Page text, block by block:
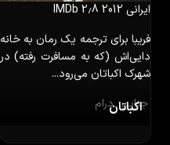
اکباتان
ایرانی 2012 IMDb 2٫8
فریبا برای ترجمه یک رمان به خانه
دایی‌اش (که به مسافرت رفته) در
شهرک اکباتان می‌رود...
جنایی درام